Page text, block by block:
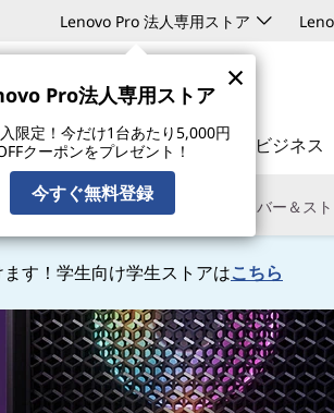
Lenovo Pro 法人専用ストア
×
Pro法人専用ストア
限定！今だけ1台あたり5,000円
クーポンをプレゼント！
今すぐ無料登録
公式ストア: ビジネス
タブレット ソフトウェア サーバー＆ス
す！学生向け学生ストアはこちら